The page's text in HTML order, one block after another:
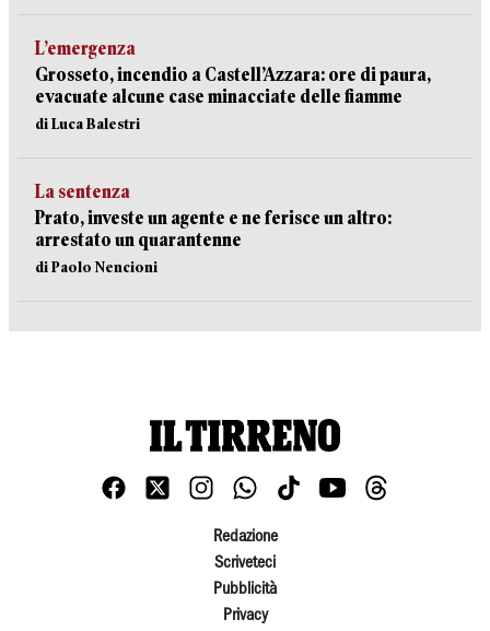
L’emergenza
Grosseto, incendio a Castell’Azzara: ore di paura,
evacuate alcune case minacciate delle fiamme
di Luca Balestri
La sentenza
Prato, investe un agente e ne ferisce un altro:
arrestato un quarantenne
di Paolo Nencioni
Redazione
Scriveteci
Pubblicità
Privacy